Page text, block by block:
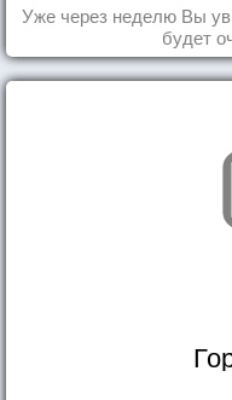
Уже через неделю Вы
будет